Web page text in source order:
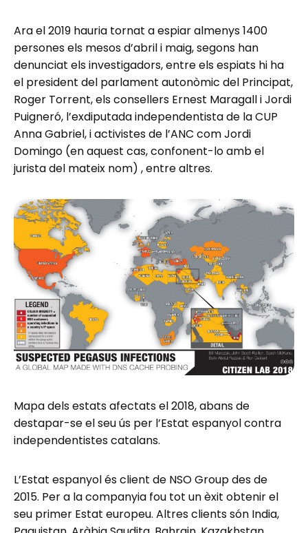
Ara el 2019 hauria tornat a espiar almenys 1400
persones els mesos d’abril i maig, segons han
denunciat els investigadors, entre els espiats hi ha
el president del parlament autonòmic del Principat,
Roger Torrent, els consellers Ernest Maragall i Jordi
Puigneró, l’exdiputada independentista de la CUP
Anna Gabriel, i activistes de l’ANC com Jordi
Domingo (en aquest cas, confonent-lo amb el
jurista del mateix nom) , entre altres.
Mapa dels estats afectats el 2018, abans de
destapar-se el seu ús per l’Estat espanyol contra
independentistes catalans.
L’Estat espanyol és client de NSO Group des de
2015. Per a la companyia fou tot un èxit obtenir el
seu primer Estat europeu. Altres clients són India,